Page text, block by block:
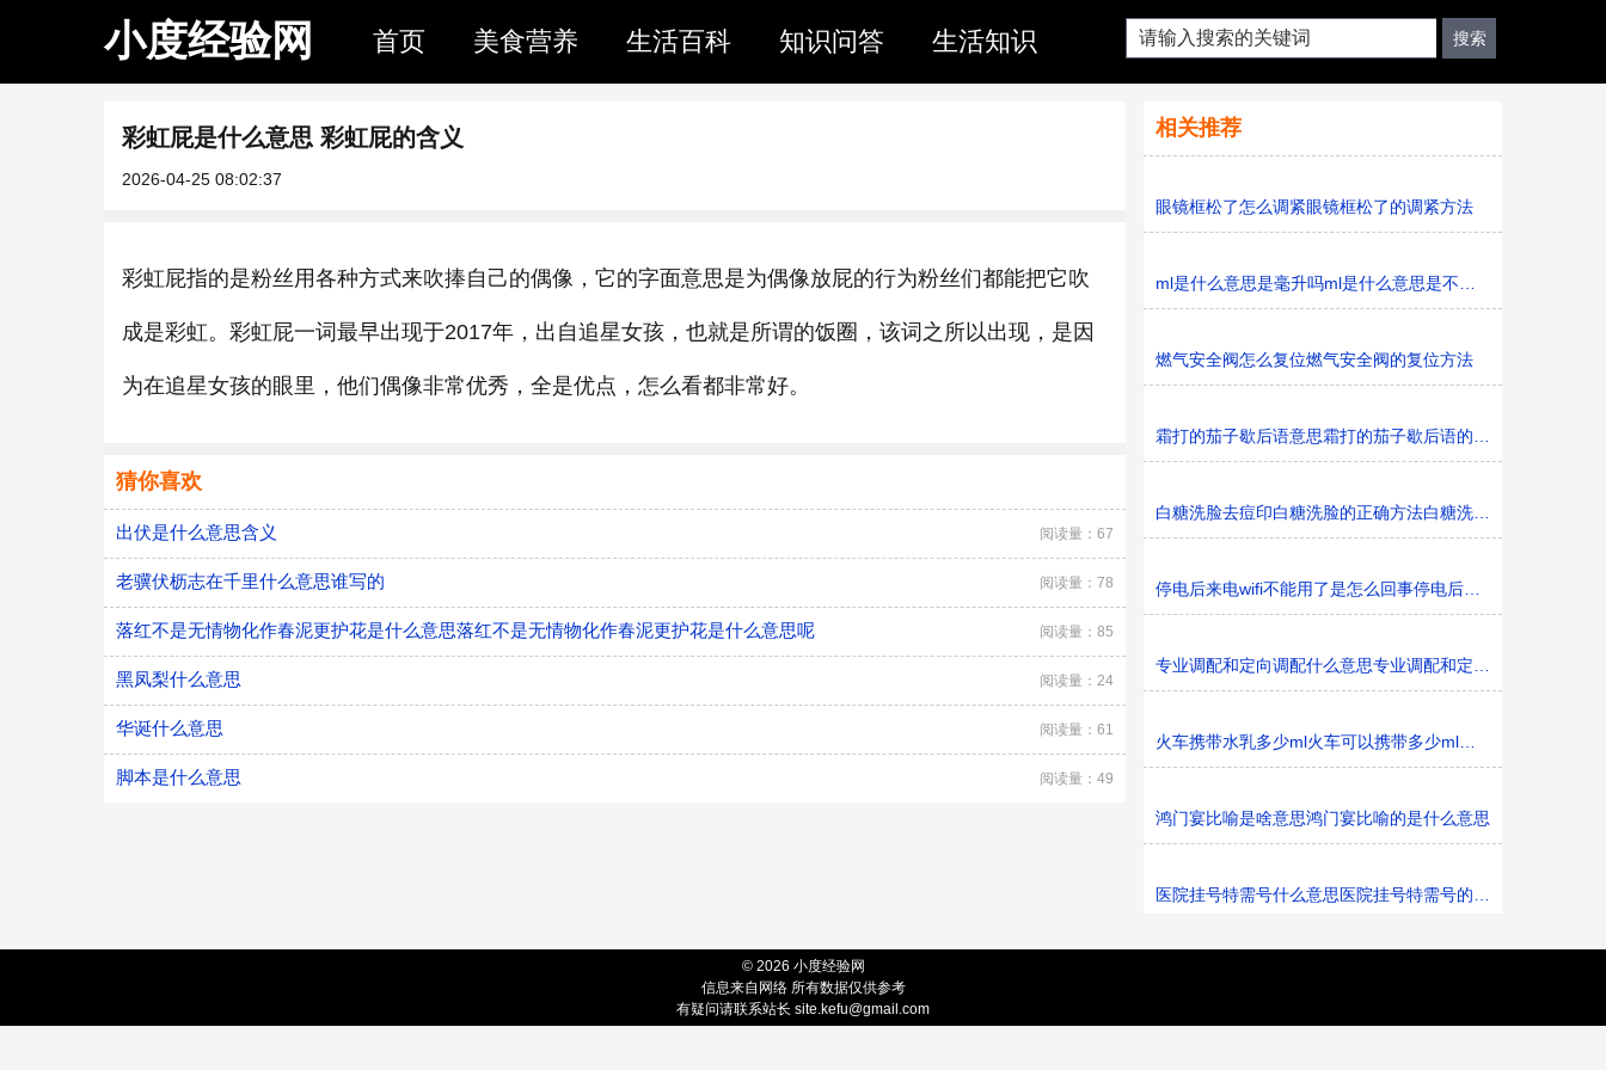
小度经验网 首页 美食营养 生活百科 知识问答 生活知识
彩虹屁是什么意思 彩虹屁的含义
2026-04-25 08:02:37
彩虹屁指的是粉丝用各种方式来吹捧自己的偶像，它的字面意思是为偶像放屁的行为粉丝们都能把它吹
成是彩虹。彩虹屁一词最早出现于2017年，出自追星女孩，也就是所谓的饭圈，该词之所以出现，是因
为在追星女孩的眼里，他们偶像非常优秀，全是优点，怎么看都非常好。
猜你喜欢
出伏是什么意思含义 阅读量：67
老骥伏枥志在千里什么意思谁写的 阅读量：78
落红不是无情物化作春泥更护花是什么意思落红不是无情物化作春泥更护花是什么意思呢 阅读量：85
黑凤梨什么意思 阅读量：24
华诞什么意思 阅读量：61
脚本是什么意思 阅读量：49
相关推荐
眼镜框松了怎么调紧眼镜框松了的调紧方法
ml是什么意思是毫升吗ml是什么意思是不是毫升
燃气安全阀怎么复位燃气安全阀的复位方法
霜打的茄子歇后语意思霜打的茄子歇后语的意思是什么
白糖洗脸去痘印白糖洗脸的正确方法白糖洗脸的正确方法是
停电后来电wifi不能用了是怎么回事停电后来电wifi不能用了
专业调配和定向调配什么意思专业调配和定向调配的意思
火车携带水乳多少ml火车可以携带多少ml水乳
鸿门宴比喻是啥意思鸿门宴比喻的是什么意思
医院挂号特需号什么意思医院挂号特需号的意思
© 2026 小度经验网
信息来自网络 所有数据仅供参考
有疑问请联系站长 site.kefu@gmail.com